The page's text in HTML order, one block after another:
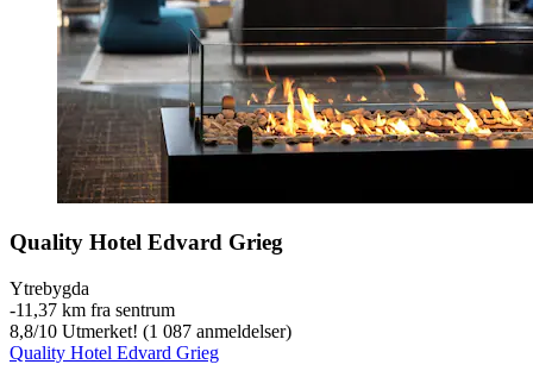
Quality Hotel Edvard Grieg
Ytrebygda
‐11,37 km fra sentrum
8,8/10 Utmerket! (1 087 anmeldelser)
Quality Hotel Edvard Grieg